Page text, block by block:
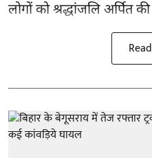
लोगों को श्रद्धांजलि अर्पित